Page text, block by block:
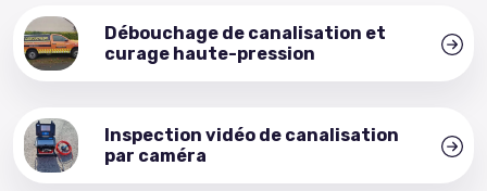
Débouchage de canalisation et
curage haute-pression
Inspection vidéo de canalisation
par caméra